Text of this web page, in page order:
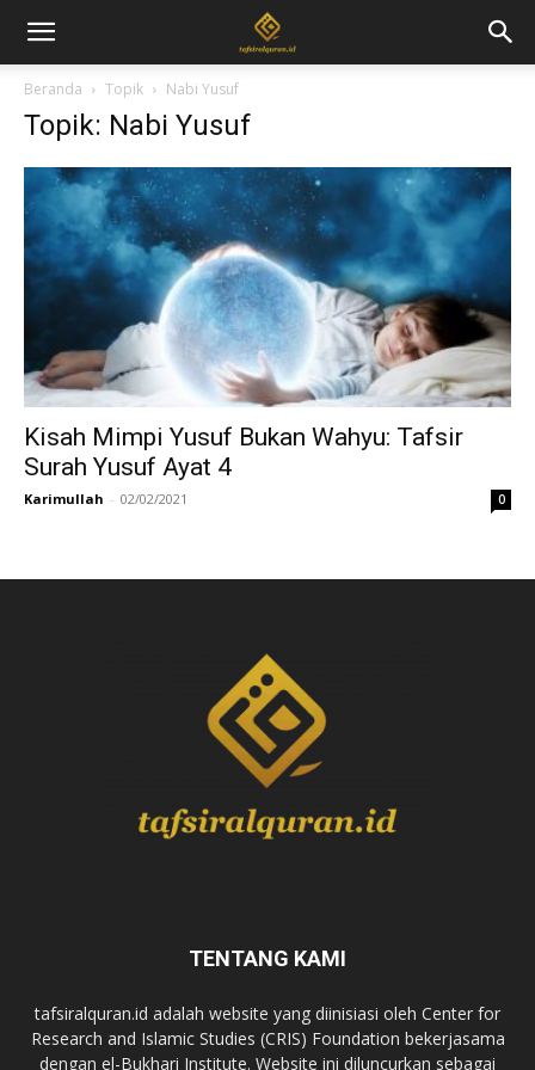
Beranda Topik Nabi Yusuf
Topik: Nabi Yusuf
Kisah Mimpi Yusuf Bukan Wahyu: Tafsir
Surah Yusuf Ayat 4
Karimullah - 02/02/2021 0
TENTANG KAMI
tafsiralquran.id adalah website yang diinisiasi oleh Center for
Research and Islamic Studies (CRIS) Foundation bekerjasama
dengan el-Bukhari Institute. Website ini diluncurkan sebagai